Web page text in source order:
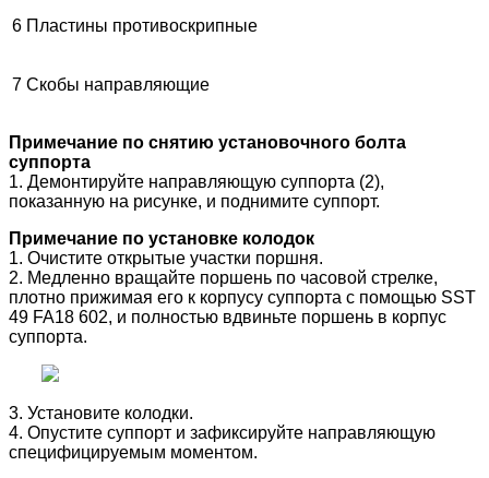
6 Пластины противоскрипные
7 Скобы направляющие
Примечание по снятию установочного болта
суппорта
1. Демонтируйте направляющую суппорта (2),
показанную на рисунке, и поднимите суппорт.
Примечание по установке колодок
1. Очистите открытые участки поршня.
2. Медленно вращайте поршень по часовой стрелке,
плотно прижимая его к корпусу суппорта с помощью SST
49 FA18 602, и полностью вдвиньте поршень в корпус
суппорта.
3. Установите колодки.
4. Опустите суппорт и зафиксируйте направляющую
специфицируемым моментом.